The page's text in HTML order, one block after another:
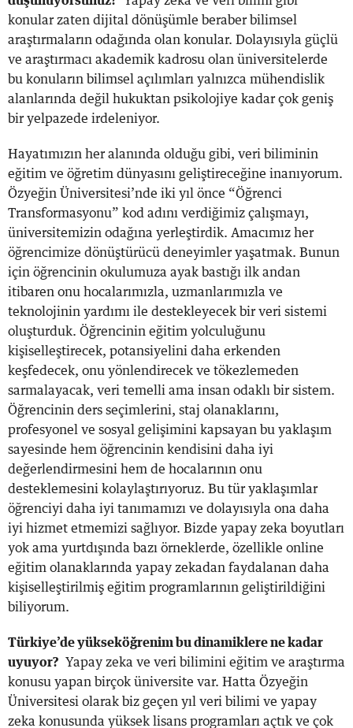
konular zaten dijital dönüşümle beraber bilimsel
araştırmaların odağında olan konular. Dolayısıyla güçlü
ve araştırmacı akademik kadrosu olan üniversitelerde
bu konuların bilimsel açılımları yalnızca mühendislik
alanlarında değil hukuktan psikolojiye kadar çok geniş
bir yelpazede irdeleniyor.
Hayatımızın her alanında olduğu gibi, veri biliminin
eğitim ve öğretim dünyasını geliştireceğine inanıyorum.
Özyeğin Üniversitesi’nde iki yıl önce “Öğrenci
Transformasyonu” kod adını verdiğimiz çalışmayı,
üniversitemizin odağına yerleştirdik. Amacımız her
öğrencimize dönüştürücü deneyimler yaşatmak. Bunun
için öğrencinin okulumuza ayak bastığı ilk andan
itibaren onu hocalarımızla, uzmanlarımızla ve
teknolojinin yardımı ile destekleyecek bir veri sistemi
oluşturduk. Öğrencinin eğitim yolculuğunu
kişiselleştirecek, potansiyelini daha erkenden
keşfedecek, onu yönlendirecek ve tökezlemeden
sarmalayacak, veri temelli ama insan odaklı bir sistem.
Öğrencinin ders seçimlerini, staj olanaklarını,
profesyonel ve sosyal gelişimini kapsayan bu yaklaşım
sayesinde hem öğrencinin kendisini daha iyi
değerlendirmesini hem de hocalarının onu
desteklemesini kolaylaştırıyoruz. Bu tür yaklaşımlar
öğrenciyi daha iyi tanımamızı ve dolayısıyla ona daha
iyi hizmet etmemizi sağlıyor. Bizde yapay zeka boyutları
yok ama yurtdışında bazı örneklerde, özellikle online
eğitim olanaklarında yapay zekadan faydalanan daha
kişiselleştirilmiş eğitim programlarının geliştirildiğini
biliyorum.
Türkiye’de yükseköğrenim bu dinamiklere ne kadar
uyuyor? Yapay zeka ve veri bilimini eğitim ve araştırma
konusu yapan birçok üniversite var. Hatta Özyeğin
Üniversitesi olarak biz geçen yıl veri bilimi ve yapay
zeka konusunda yüksek lisans programları açtık ve çok